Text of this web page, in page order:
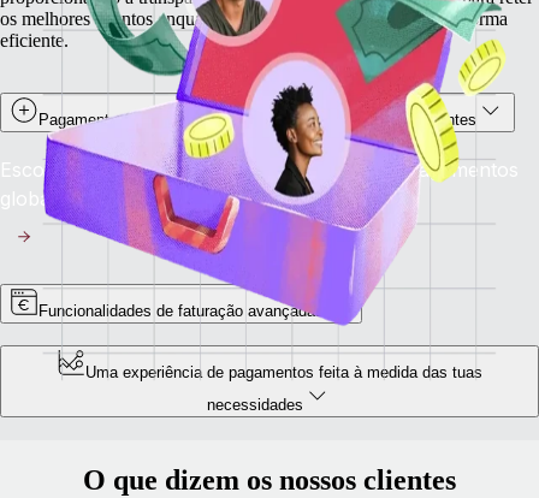
os melhores talentos enquanto fazes crescer o teu negócio de forma
eficiente.
Pagamentos em stablecoins para trabalhadores independentes
Escolhe receber em stablecoins e aproveita pagamentos
globais fáceis, seguros e quase instantâneos.
Funcionalidades de faturação avançadas
Uma experiência de pagamentos feita à medida das tuas
necessidades
O que dizem os nossos clientes